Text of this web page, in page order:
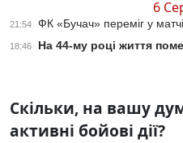
6
21:54 ФК «Бучач» переміг у
18:46 На 44-му році життя
Скільки, на вашу
активні бойові дії?